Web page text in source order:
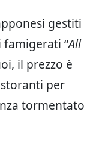
gestiti
famigerati “All
il prezzo è
per
tormentato